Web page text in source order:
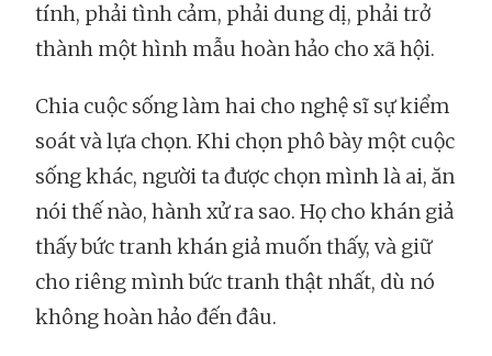
tính, phải tình cảm, phải dung dị, phải trở
thành một hình mẫu hoàn hảo cho xã hội.
Chia cuộc sống làm hai cho nghệ sĩ sự kiểm
soát và lựa chọn. Khi chọn phô bày một cuộc
sống khác, người ta được chọn mình là ai, ăn
nói thế nào, hành xử ra sao. Họ cho khán giả
thấy bức tranh khán giả muốn thấy, và giữ
cho riêng mình bức tranh thật nhất, dù nó
không hoàn hảo đến đâu.